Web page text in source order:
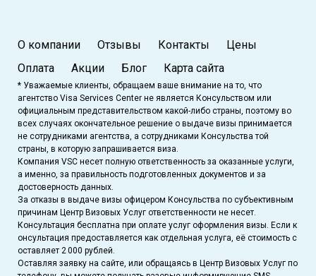
О компании Отзывы Контакты
Цены
Оплата
Акции Блог Карта сайта
* Уважаемые клиенты, обращаем ваше внимание на то, что
агентство Visa Services Center не является Консульством или
официальным представительством какой-либо страны, поэтому во
всех случаях окончательное решение о выдаче визы принимается
не сотрудниками агентства, а сотрудниками Консульства той
страны, в которую запрашивается виза.
Компания VSC несет полную ответственность за оказанные услуги,
а именно, за правильность подготовленных документов и за
достоверность данных.
За отказы в выдаче визы офицером Консульства по субъективным
причинам Центр Визовых Услуг ответственности не несет.
Консультация бесплатна при оплате услуг оформления визы. Если к
онсультация предоставляется как отдельная услуга, её стоимость с
оставляет 2 000 рублей.
Оставляя заявку на сайте, или обращаясь в Центр Визовых Услуг по